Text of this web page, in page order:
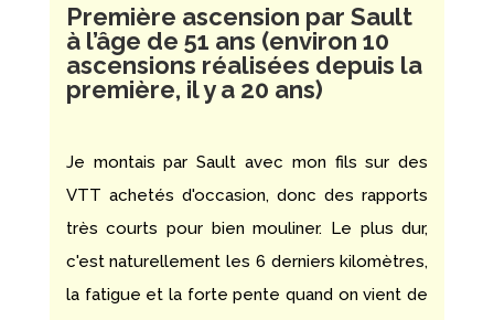
Première ascension par Sault
à l’âge de 51 ans (environ 10
ascensions réalisées depuis la
première, il y a 20 ans)
Je montais par Sault avec mon fils sur des
VTT achetés d'occasion, donc des rapports
très courts pour bien mouliner. Le plus dur,
c'est naturellement les 6 derniers kilomètres,
la fatigue et la forte pente quand on vient de